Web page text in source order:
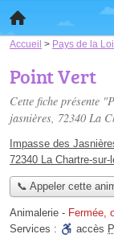
Accueil > Pays de la
Point Vert
Cette fiche présente
jasnières, 72340 La
Impasse des
72340 La Chartre-sur-
📞 Appeler cette
Animalerie - Fermée,
Services :
accès